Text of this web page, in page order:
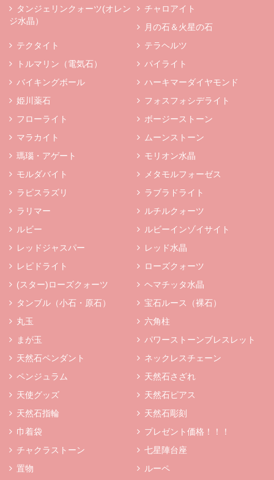
タンジェリンクォーツ(オレン
ジ水晶）
チャロアイト
月の石＆火星の石
テクタイト
テラヘルツ
トルマリン（電気石）
パイライト
バイキングボール
ハーキマーダイヤモンド
姫川薬石
フォスフォシデライト
フローライト
ボージーストーン
マラカイト
ムーンストーン
瑪瑙・アゲート
モリオン水晶
モルダバイト
メタモルフォーゼス
ラピスラズリ
ラブラドライト
ラリマー
ルチルクォーツ
ルビー
ルビーインゾイサイト
レッドジャスパー
レッド水晶
レピドライト
ローズクォーツ
(スター)ローズクォーツ
ヘマチッタ水晶
タンブル（小石・原石）
宝石ルース（裸石）
丸玉
六角柱
まが玉
パワーストーンブレスレット
天然石ペンダント
ネックレスチェーン
ペンジュラム
天然石さざれ
天使グッズ
天然石ピアス
天然石指輪
天然石彫刻
巾着袋
プレゼント価格！！！
チャクラストーン
七星陣台座
置物
ルーペ